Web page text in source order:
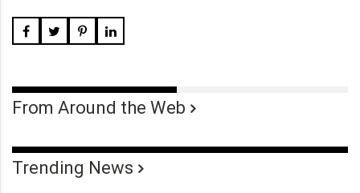
From Around the Web
Trending News